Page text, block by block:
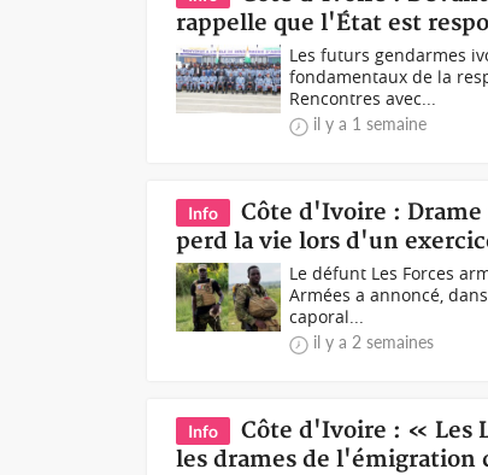
rappelle que l'État est
Les futurs gendarmes
fondamentaux de la
Rencontres avec...
il y a 1 semaine
Info
Côte d'Ivoire :
perd la vie lors d'un
Le défunt Les Forces
Armées a annoncé,
caporal...
il y a 2 semaines
Info
Côte d'Ivoire : « Les
les drames de l'émigration